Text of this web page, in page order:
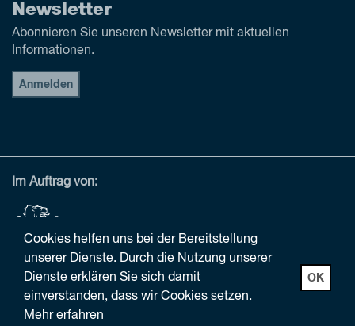
Newsletter
Abonnieren Sie unseren Newsletter mit aktuellen
Informationen.
Anmelden
Im Auftrag von:
© 2026,
Cookies helfen uns bei der Bereitstellung
unserer Dienste. Durch die Nutzung unserer
Dienste erklären Sie sich damit
einverstanden, dass wir Cookies setzen.
Mehr erfahren
OK